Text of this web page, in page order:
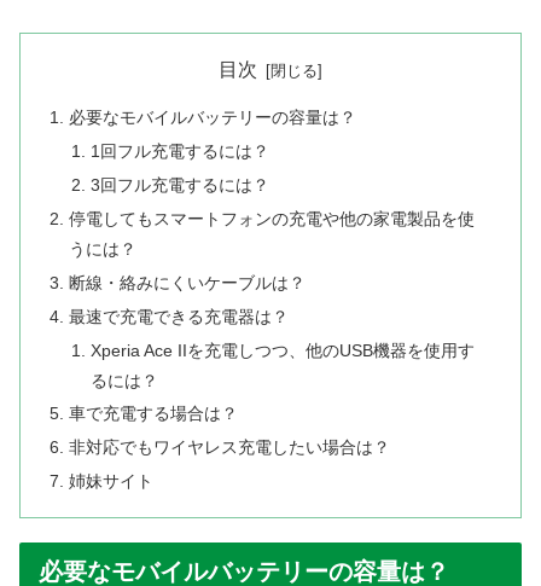
目次
必要なモバイルバッテリーの容量は？
1回フル充電するには？
3回フル充電するには？
停電してもスマートフォンの充電や他の家電製品を使
うには？
断線・絡みにくいケーブルは？
最速で充電できる充電器は？
Xperia Ace IIを充電しつつ、他のUSB機器を使用す
るには？
車で充電する場合は？
非対応でもワイヤレス充電したい場合は？
姉妹サイト
必要なモバイルバッテリーの容量は？